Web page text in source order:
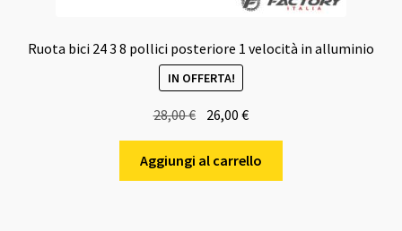
Ruota bici 24 3 8 pollici posteriore 1 velocità in alluminio
IN OFFERTA!
28,00€
originale
era:
26,00€Il
attuale
è:
Aggiungi al carrello